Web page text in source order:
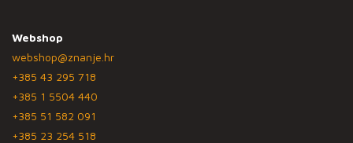
Webshop
webshop@znanje.hr
+385 43 295 718
+385 1 5504 440
+385 51 582 091
+385 23 254 518